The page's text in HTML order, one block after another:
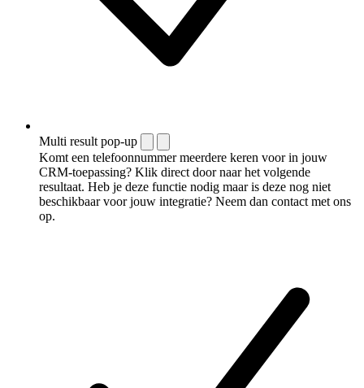
Multi result pop-up
Komt een telefoonnummer meerdere keren voor in jouw
CRM-toepassing? Klik direct door naar het volgende
resultaat. Heb je deze functie nodig maar is deze nog niet
beschikbaar voor jouw integratie? Neem dan contact met ons
op.